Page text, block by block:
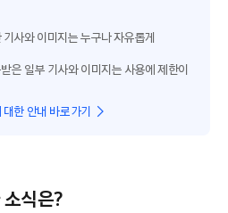
사와 이미지는 누구나 자유롭게
은 일부 기사와 이미지는 사용에 제한이
한 안내 바로가기
식은?